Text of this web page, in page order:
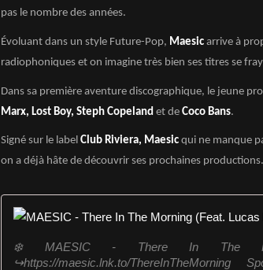
pas le nombre des années.
Évoluant dans un style Future-Pop, Maesic arrive à
radiophoniques et on imagine très bien ses titres se
Dans sa première aventure discographique, le jeune
Marx, Lost Boy, Steph Copeland et de Coco Bans.
Signé sur le label Club Riviera, Maesic qui ne manque
on a déjà hâte de découvrir ses prochaines productions.
❄️ MAESIC - There In The
↪︎https://maesic.lnk.to/